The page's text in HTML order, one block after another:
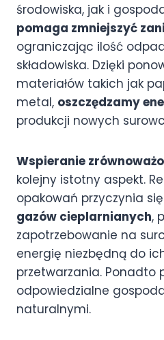
środowiska, jak i
pomaga zmniejszyć
ograniczając ilość
składowiska. Dzięki
materiałów takich jak
metal, oszczędzamy
produkcji nowych
Wspieranie
kolejny istotny aspekt.
opakowań przyczynia
gazów cieplarnianych,
zapotrzebowanie na
energię niezbędną do
przetwarzania. Ponadto
odpowiedzialne
naturalnymi.